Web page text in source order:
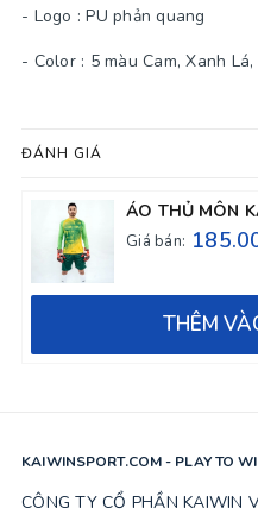
- Logo : PU phản quang
- Color : 5 màu Cam, Xanh
ĐÁNH GIÁ
Giá bán:
THÊM
KAIWINSPORT.COM - PLAY TO
CÔNG TY CỔ PHẦN KAIWIN